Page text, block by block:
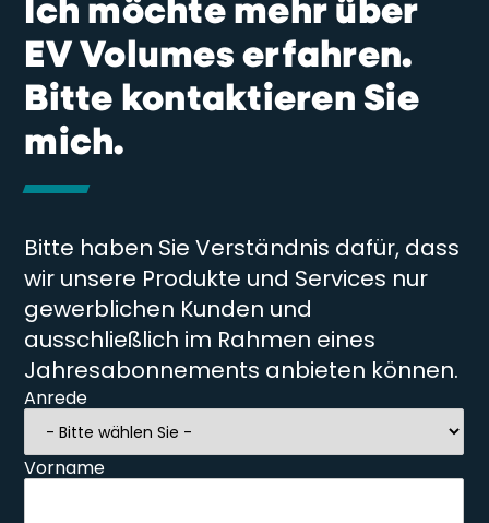
Ich möchte mehr über
EV Volumes erfahren.
Bitte kontaktieren Sie
mich.